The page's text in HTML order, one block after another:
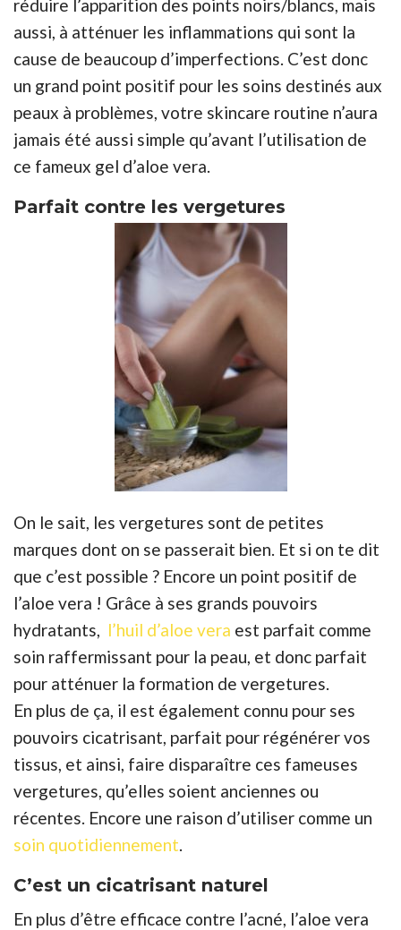
réduire l’apparition des points noirs/blancs, mais
aussi, à atténuer les inflammations qui sont la
cause de beaucoup d’imperfections. C’est donc
un grand point positif pour les soins destinés aux
peaux à problèmes, votre skincare routine n’aura
jamais été aussi simple qu’avant l’utilisation de
ce fameux gel d’aloe vera.
Parfait contre les vergetures
On le sait, les vergetures sont de petites
marques dont on se passerait bien. Et si on te dit
que c’est possible ? Encore un point positif de
l’aloe vera ! Grâce à ses grands pouvoirs
hydratants, l’huil d’aloe vera est parfait comme
soin raffermissant pour la peau, et donc parfait
pour atténuer la formation de vergetures.
En plus de ça, il est également connu pour ses
pouvoirs cicatrisant, parfait pour régénérer vos
tissus, et ainsi, faire disparaître ces fameuses
vergetures, qu’elles soient anciennes ou
récentes. Encore une raison d’utiliser comme un
soin quotidiennement
C’est un cicatrisant naturel
En plus d’être efficace contre l’acné, l’aloe vera